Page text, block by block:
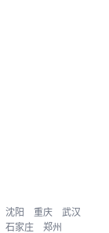
沈阳 重庆
武汉
石家庄
郑州